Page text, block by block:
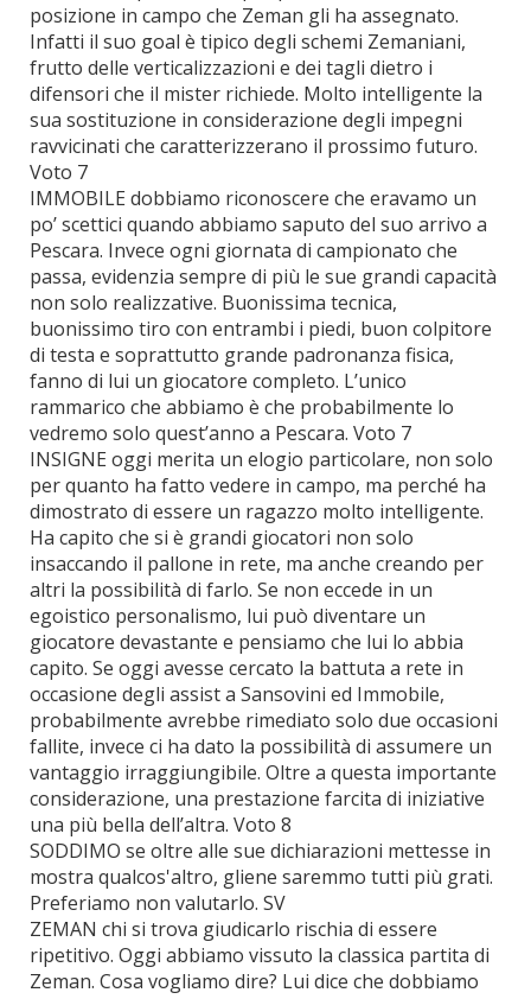
posizione in campo che Zeman gli ha assegnato.
Infatti il suo goal è tipico degli schemi Zemaniani,
frutto delle verticalizzazioni e dei tagli dietro i
difensori che il mister richiede. Molto intelligente la
sua sostituzione in considerazione degli impegni
ravvicinati che caratterizzerano il prossimo futuro.
Voto 7
IMMOBILE dobbiamo riconoscere che eravamo un
po’ scettici quando abbiamo saputo del suo arrivo a
Pescara. Invece ogni giornata di campionato che
passa, evidenzia sempre di più le sue grandi capacità
non solo realizzative. Buonissima tecnica,
buonissimo tiro con entrambi i piedi, buon colpitore
di testa e soprattutto grande padronanza fisica,
fanno di lui un giocatore completo. L’unico
rammarico che abbiamo è che probabilmente lo
vedremo solo quest’anno a Pescara. Voto 7
INSIGNE oggi merita un elogio particolare, non solo
per quanto ha fatto vedere in campo, ma perché ha
dimostrato di essere un ragazzo molto intelligente.
Ha capito che si è grandi giocatori non solo
insaccando il pallone in rete, ma anche creando per
altri la possibilità di farlo. Se non eccede in un
egoistico personalismo, lui può diventare un
giocatore devastante e pensiamo che lui lo abbia
capito. Se oggi avesse cercato la battuta a rete in
occasione degli assist a Sansovini ed Immobile,
probabilmente avrebbe rimediato solo due occasioni
fallite, invece ci ha dato la possibilità di assumere un
vantaggio irraggiungibile. Oltre a questa importante
considerazione, una prestazione farcita di iniziative
una più bella dell’altra. Voto 8
SODDIMO se oltre alle sue dichiarazioni mettesse in
mostra qualcos'altro, gliene saremmo tutti più grati.
Preferiamo non valutarlo. SV
ZEMAN chi si trova giudicarlo rischia di essere
ripetitivo. Oggi abbiamo vissuto la classica partita di
Zeman. Cosa vogliamo dire? Lui dice che dobbiamo